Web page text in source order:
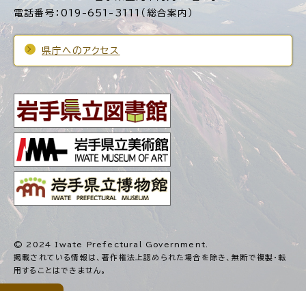
電話番号：019-651-3111（総合案内）
県庁へのアクセス
© 2024 Iwate Prefectural Government.
掲載されている情報は、著作権法上認められた場合を除き、無断で複製・転
用することはできません。